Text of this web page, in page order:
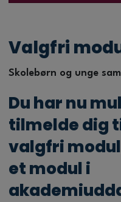
Valgfri
Skolebørn og unge
Du har nu
tilmelde dig
valgfri
et modul i